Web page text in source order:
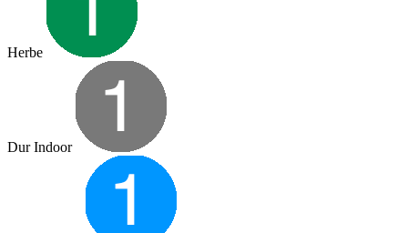
Herbe
Dur Indoor